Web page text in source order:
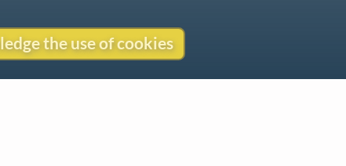
the use of cookies